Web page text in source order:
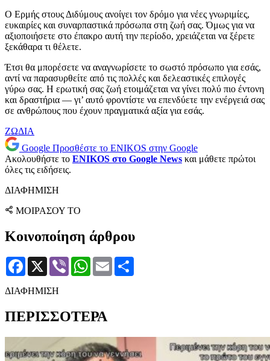
Ο Ερμής στους Διδύμους ανοίγει τον δρόμο για νέες γνωριμίες,
ευκαιρίες και συναρπαστικά πρόσωπα στη ζωή σας. Όμως για να
αξιοποιήσετε στο έπακρο αυτή την περίοδο, χρειάζεται να ξέρετε
ξεκάθαρα τι θέλετε.
Έτσι θα μπορέσετε να αναγνωρίσετε το σωστό πρόσωπο για εσάς,
αντί να παρασυρθείτε από τις πολλές και δελεαστικές επιλογές
γύρω σας. Η ερωτική σας ζωή ετοιμάζεται να γίνει πολύ πιο έντονη
και δραστήρια — γι’ αυτό φροντίστε να επενδύετε την ενέργειά σας
σε ανθρώπους που έχουν πραγματικά αξία για εσάς.
ΖΩΔΙΑ
Google Προσθέστε το ENIKOS στην Google
Ακολουθήστε το ENIKOS στο Google News και μάθετε πρώτοι
όλες τις ειδήσεις.
ΔΙΑΦΗΜΙΣΗ
ΜΟΙΡΑΣΟΥ ΤΟ
Κοινοποίηση άρθρου
Facebook
X Viber WhatsApp
Email
ΔΙΑΦΗΜΙΣΗ
ΠΕΡΙΣΣΟΤΕΡΑ